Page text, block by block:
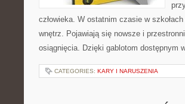
człowieka. W ostatnim czasie w
wnętrz. Pojawiają się nowsze i
osiągnięcia. Dzięki gablotom dostępnym
CATEGORIES: KARY I NARUSZENIA